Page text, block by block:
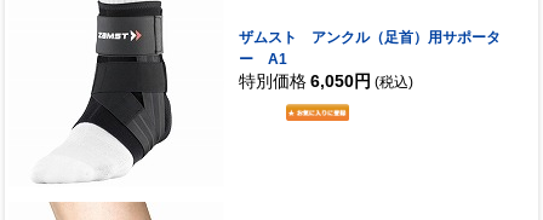
ザムスト アンクル（足首）用サポータ
ー A1
特別価格 6,050円 (税込)